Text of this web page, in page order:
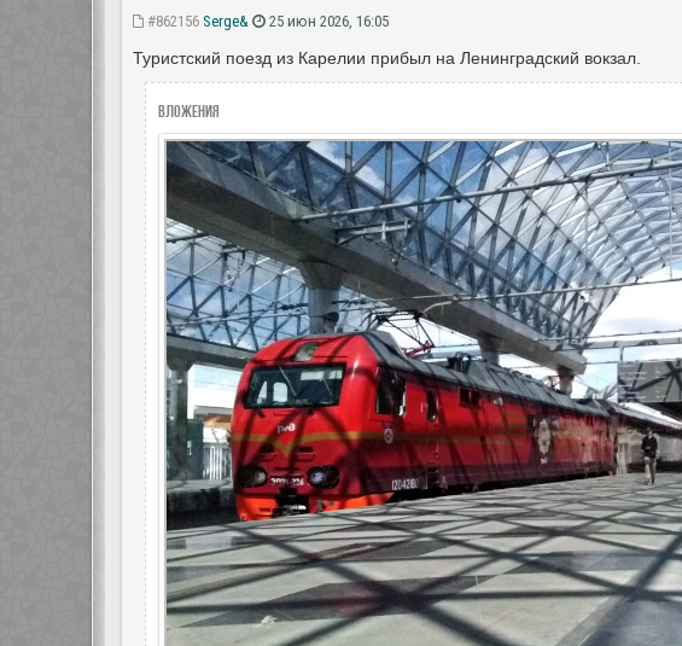
#862156 Serge& 25 июн 2026, 16:05
Туристский поезд из Карелии прибыл на Ленинградский вокзал.
Вложения